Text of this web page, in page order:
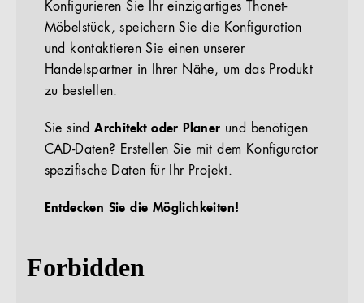
Konfigurieren Sie Ihr einzigartiges Thonet-
Möbelstück, speichern Sie die Konfiguration
und kontaktieren Sie einen unserer
Handelspartner in Ihrer Nähe, um das Produkt
zu bestellen.
Sie sindArchitekt oder Planer und benötigen
CAD-Daten? Erstellen Sie mit dem Konfigurator
spezifische Daten für Ihr Projekt.
Entdecken Sie die Möglichkeiten!